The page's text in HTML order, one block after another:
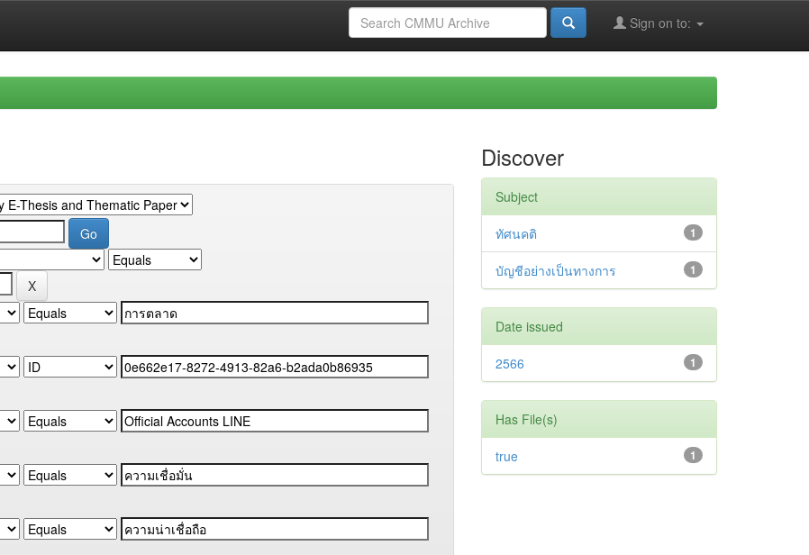
Sign on to:
Discover
Subject
1
ทัศนคติ
1
บัญชีอย่างเป็นทางการ
Date issued
1
2566
Has File(s)
1
true